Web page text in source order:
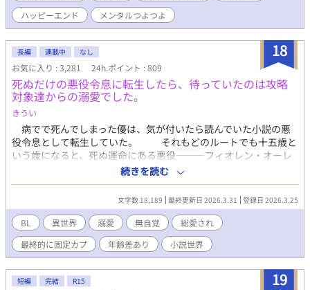
ハッピーエンド
メンタルつよつよ
18
長編 連載中 なし
お気に入り : 3,281 24h.ポイント : 809
死ぬだけの悪役令息に転生したら、待っていたのは攻略
対象達からの溺愛でした。
きうい
病でで死んでしまった優は、気が付いたら読んでいた小説の悪
役令息として転生していた。 それもどのルートでも十五歳と
いう歳になると、死ぬ運命にある悪役———フィオレン・オーレ
リウス。 前世で家族に恵まれず、家族愛とは程遠い世界で生き
てきた優は、愛されたいという願望を捨て、ひとりで生きること
を決意する。 しかし、家族に対して表情と感情を隠し、言葉も
発さず、一人で生きて行く術を身につけようと家族から距離をと
るフィオレンとは裏腹に、家族や攻略対象達は異常なほどの愛を
注ぐ。 フィオレンの知らない所で、小説のシナリオとは正反対
の道を辿ることになるも、愛に無頓着で無自覚なフィオレンは溺
愛されていき………？
続きを読む
文字数 18,189 最終更新日 2026.3.31 登録日 2026.3.25
BL 異世界 溺愛 無自覚
総愛され
最終的に固定カプ
年齢差あり 小説世界
19
短編 完結 R15